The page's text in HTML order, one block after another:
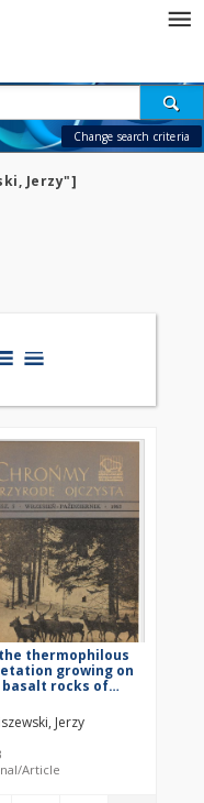
Change search criteria
Jerzy"]
thermophilous
growing on
rocks of
Jerzy
Article